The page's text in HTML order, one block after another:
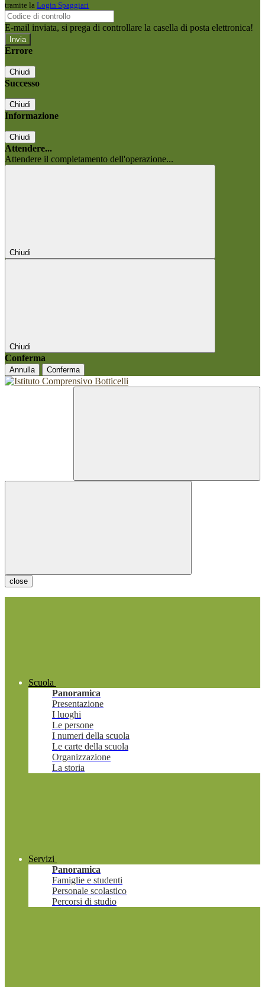
tramite la Login Spaggiari
E-mail inviata, si prega di controllare la casella di posta elettronica!
Errore
Chiudi
Successo
Chiudi
Informazione
Chiudi
Attendere...
Attendere il completamento dell'operazione...
Chiudi
Chiudi
Conferma
Annulla Conferma
close
Scuola
Panoramica
Presentazione
I luoghi
Le persone
I numeri della scuola
Le carte della scuola
Organizzazione
La storia
Servizi
Panoramica
Famiglie e studenti
Personale scolastico
Percorsi di studio